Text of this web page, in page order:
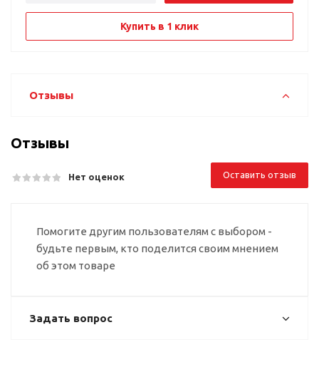
Купить в 1 клик
Отзывы
Отзывы
Нет оценок Оставить отзыв
Помогите другим пользователям с выбором -
будьте первым, кто поделится своим мнением
об этом товаре
Задать вопрос